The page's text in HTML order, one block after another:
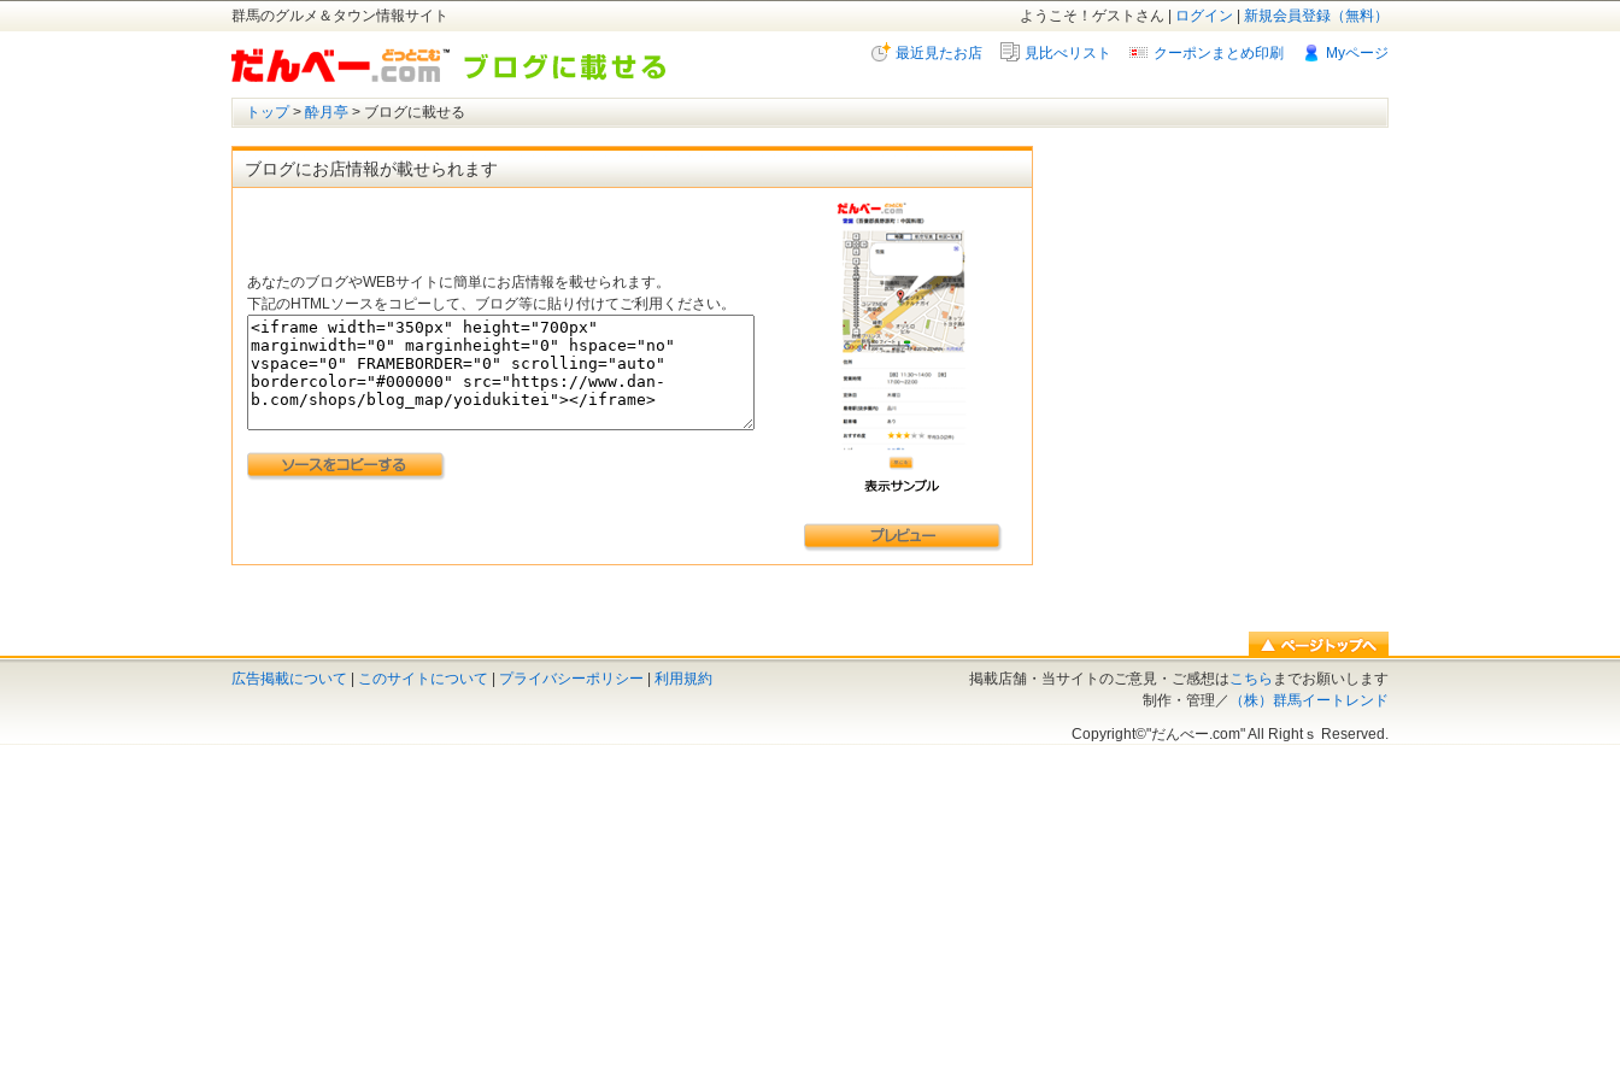
群馬のグルメ＆タウン情報サイト 新規会員登録（無料）
ログイン
ようこそ！ゲストさん |
Myページ
クーポンまとめ印刷
見比べリスト
最近見たお店
トップ> 酔月亭 > ブログに載せる
ブログにお店情報が載せられます
あなたのブログやWEBサイトに簡単にお店情報を載せられます。
下記のHTMLソースをコピーして、ブログ等に貼り付けてご利用ください。
広告掲載について このサイトについて プライバシーポリシー 利用規約 掲載店舗・当サイトのご意見・ご感想はこちら までお願いします
制作・管理／
（株）群馬イートレンド
Copyright©"だんべー.com" All Rightｓ Reserved.